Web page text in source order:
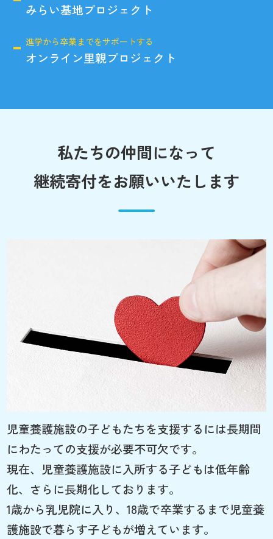
みらい基地プロジェクト
進学から卒業までをサポートする
オンライン里親プロジェクト
私たちの仲間になって
継続寄付をお願いいたします
児童養護施設の子どもたちを支援するには長期間
にわたっての支援が必要不可欠です。
現在、児童養護施設に入所する子どもは低年齢
化、さらに長期化しております。
1歳から乳児院に入り、18歳で卒業するまで児童養
護施設で暮らす子どもが増えています。